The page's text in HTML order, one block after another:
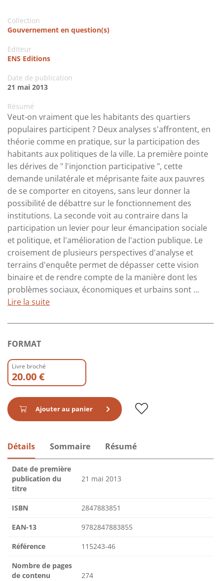
Collection
Gouvernement en question(s)
Editeur
ENS Editions
Date de publication
21 mai 2013
Résumé
Veut-on vraiment que les habitants des quartiers
populaires participent ? Deux analyses s'affrontent, en
théorie comme en pratique, sur la participation des
habitants aux politiques de la ville. La première pointe
les dérives de " l'injonction participative ", cette
demande unilatérale et méprisante faite aux pauvres
de se comporter en citoyens, sans leur donner la
possibilité de débattre sur le fonctionnement des
institutions. La seconde voit au contraire dans la
participation un levier pour leur émancipation sociale
et politique, et l'amélioration de l'action publique. Le
croisement de plusieurs perspectives d'analyse et
terrains d'enquête permet de dépasser cette vision
binaire et de rendre compte de la manière dont les
problèmes sociaux, économiques et urbains sont ...
Lire la suite
FORMAT
Livre broché
20.00 €
Ajouter au panier
Détails Sommaire Résumé
Date de première
publication du
titre
21 mai 2013
ISBN 2847883851
EAN-13 9782847883855
Référence 115243-46
Nombre de pages
de contenu
274